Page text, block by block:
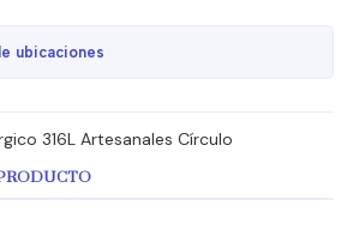
ubicaciones
316L Artesanales Círculo